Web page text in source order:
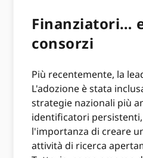
Finanziatori…
consorzi
Più recentemente, la
L'adozione è stata
strategie nazionali più
identificatori
l'importanza di creare
attività di ricerca